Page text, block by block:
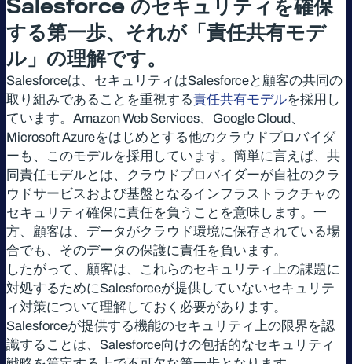
Salesforce のセキュリティを確保
する第一歩、それが「責任共有モデ
ル」の理解です。
Salesforceは、セキュリティはSalesforceと顧客の共同の
取り組みであることを重視する責任共有モデルを採用し
ています。Amazon Web Services、Google Cloud、
Microsoft Azureをはじめとする他のクラウドプロバイダ
ーも、このモデルを採用しています。簡単に言えば、共
同責任モデルとは、クラウドプロバイダーが自社のクラ
ウドサービスおよび基盤となるインフラストラクチャの
セキュリティ確保に責任を負うことを意味します。一
方、顧客は、データがクラウド環境に保存されている場
合でも、そのデータの保護に責任を負います。
したがって、顧客は、これらのセキュリティ上の課題に
対処するためにSalesforceが提供していないセキュリテ
ィ対策について理解しておく必要があります。
Salesforceが提供する機能のセキュリティ上の限界を認
識することは、Salesforce向けの包括的なセキュリティ